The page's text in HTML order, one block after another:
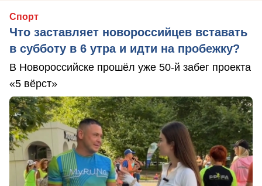
Спорт
Что заставляет новороссийцев вставать
в субботу в 6 утра и идти на пробежку?
В Новороссийске прошёл уже 50-й забег проекта
«5 вёрст»